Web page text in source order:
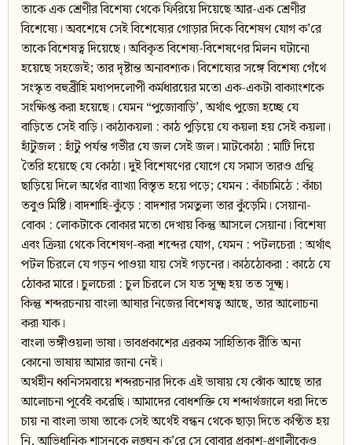
তাকে এক শ্রেণীর বিশেষ্য থেকে ফিরিয়ে দিয়েছে আর-এক শ্রেণীর
বিশেষ্যে। অবশেষে সেই বিশেষ্যের গোড়ার দিকে বিশেষণ যোগ ক’রে
তাকে বিশেষত্ব দিয়েছে। অবিকৃত বিশেষ্য-বিশেষণের মিলন ঘটানো
হয়েছে সহজেই; তার দৃষ্টান্ত অনাবশ্যক। বিশেষ্যের সঙ্গে বিশেষ্য গেঁথে
সংস্কৃত বহুব্রীহি মধ্যপদলোপী কর্মধারয়ের মতো এক-একটা বাক্যাংশকে
সংক্ষিপ্ত করা হয়েছে। যেমন “পুজোবাড়ি’, অর্থাৎ পুজো হচ্ছে যে
বাড়িতে সেই বাড়ি। কাঠাকয়লা : কাঠ পুড়িয়ে যে কয়লা হয় সেই কয়লা।
হাঁটুজল : হাঁটু পর্যন্ত গভীর যে জল সেই জল। মাটকোঠা : মাটি দিয়ে
তৈরি হয়েছে যে কোঠা। দুই বিশেষণের যোগে যে সমাস তারও গ্রন্থি
ছাড়িয়ে দিলে অর্থের ব্যাখ্যা বিস্তৃত হয়ে পড়ে; যেমন : কাঁচামিঠে : কাঁচা
তবুও মিষ্টি। বাদশাহি-কুঁড়ে : বাদশার সমতুল্য তার কুঁড়েমি। সেয়ানা-
বোকা : লোকটাকে বোকার মতো দেখায় কিন্তু আসলে সেয়ানা। বিশেষ্য
এবং ক্রিয়া থেকে বিশেষণ-করা শব্দের যোগ, যেমন : পটলচেরা : অর্থাৎ
পটল চিরলে যে গড়ন পাওয়া যায় সেই গড়নের। কাঠঠোকরা : কাঠে যে
ঠোকর মারে। চুলচেরা : চুল চিরলে সে যত সূক্ষ্ম হয় তত সূক্ষ্ম।
কিন্তু শব্দরচনায় বাংলা আষার নিজের বিশেষত্ব আছে, তার আলোচনা
করা যাক।
বাংলা ভঙ্গীওয়লা ভাষা। ভাবপ্রকাশের এরকম সাহিত্যিক রীতি অন্য
কোনো ভাষায় আমার জানা নেই।
অর্থহীন ধ্বনিসমবায়ে শব্দরচনার দিকে এই ভাষায় যে ঝোঁক আছে তার
আলোচনা পূর্বেই করেছি। আমাদের বোধশক্তি যে শব্দার্থজালে ধরা দিতে
চায় না বাংলা ভাষা তাকে সেই অর্থেই বন্ধন থেকে ছাড়া দিতে কণ্ঠিত হয়